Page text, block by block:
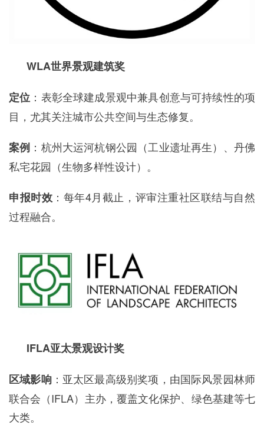
WLA世界景观建筑奖
定位 ：表彰全球建成景观中兼具创意与可持续性的项
目，尤其关注城市公共空间与生态修复。
案例 ：杭州大运河杭钢公园（工业遗址再生）、丹佛
私宅花园（生物多样性设计）。
申报时效 ：每年4月截止，评审注重社区联结与自然
过程融合。
IFLA亚太景观设计奖
区域影响：亚太区最高级别奖项，由国际风景园林师
联合会（IFLA）主办，覆盖文化保护、绿色基建等七
大类。